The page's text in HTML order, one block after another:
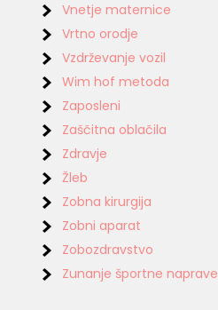
Vnetje maternice
Vrtno orodje
Vzdrževanje vozil
Wim hof metoda
Zaposleni
Zaščitna oblačila
Zdravje
Žleb
Zobna kirurgija
Zobni aparat
Zobozdravstvo
Zunanje športne naprave